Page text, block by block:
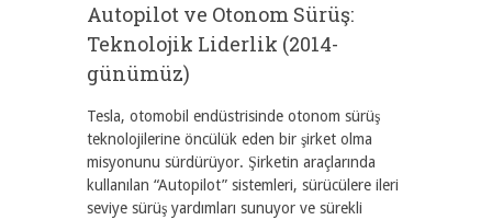
Autopilot ve Otonom Sürüş:
Teknolojik Liderlik (2014-
günümüz)
Tesla, otomobil endüstrisinde otonom sürüş
teknolojilerine öncülük eden bir şirket olma
misyonunu sürdürüyor. Şirketin araçlarında
kullanılan “Autopilot” sistemleri, sürücülere ileri
seviye sürüş yardımları sunuyor ve sürekli